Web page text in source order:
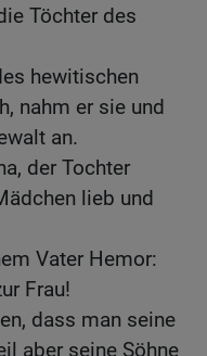
Töchter des
hewitischen
nahm er sie und
an.
der Tochter
lieb und
Vater Hemor:
Frau!
dass man seine
aber seine Söhne